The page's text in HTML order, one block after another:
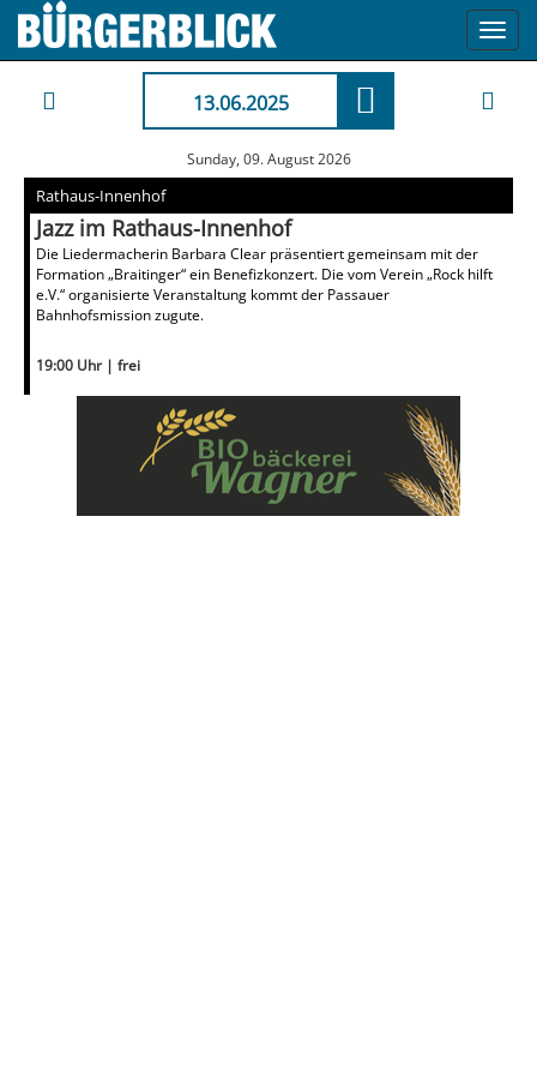
13.06.2025
Sunday, 09. August 2026
Rathaus-Innenhof
Jazz im Rathaus-Innenhof
Die Liedermacherin Barbara Clear präsentiert gemeinsam mit der
Formation „Braitinger“ ein Benefizkonzert. Die vom Verein „Rock hilft
e.V.“ organisierte Veranstaltung kommt der Passauer
Bahnhofsmission zugute.
19:00 Uhr | frei